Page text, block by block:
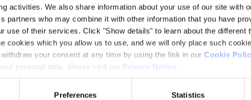
activities. We also share information about your use of our site with
partners who may combine it with other information that you have
use of their services. Click "Show details" to learn about the different
cookies which you allow us to use, and we will only place such
your consent at any time by using the link in our Cookie
personal data, please visit our Privacy Notice
Preferences Statistics